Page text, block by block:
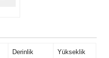
Derinlik Yükseklik